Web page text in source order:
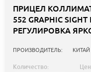
ПРИЦЕЛ
552 GRAPHIC
РЕГУЛИРОВКА
ПРОИЗВОДИТЕЛЬ: КИТАЙ
Количество: